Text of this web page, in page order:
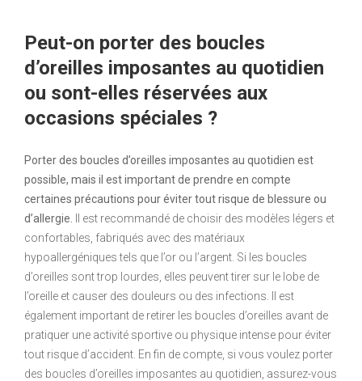
Peut-on porter des boucles
d’oreilles imposantes au quotidien
ou sont-elles réservées aux
occasions spéciales ?
Porter des boucles d’oreilles imposantes au quotidien est
possible, mais il est important de prendre en compte
certaines précautions pour éviter tout risque de blessure ou
d’allergie.
Il est recommandé de choisir des modèles légers et
confortables, fabriqués avec des matériaux
hypoallergéniques tels que l’or ou l’argent. Si les boucles
d’oreilles sont trop lourdes, elles peuvent tirer sur le lobe de
l’oreille et causer des douleurs ou des infections. Il est
également important de retirer les boucles d’oreilles avant de
pratiquer une activité sportive ou physique intense pour éviter
tout risque d’accident. En fin de compte, si vous voulez porter
des boucles d’oreilles imposantes au quotidien, assurez-vous